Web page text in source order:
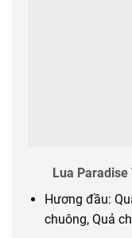
Lua
Hương đầu:
chuông, Quả